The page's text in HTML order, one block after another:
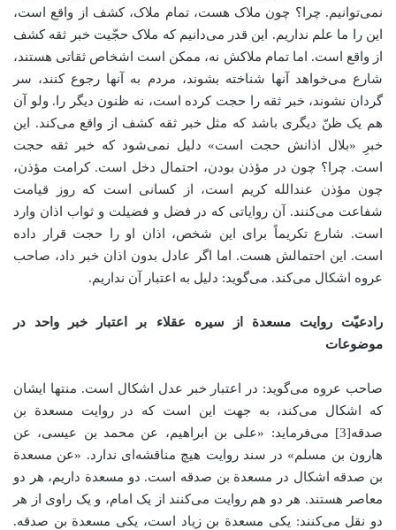
نمی‌توانیم. چرا؟ چون ملاک هست، تمام ملاک، کشف از واقع است،
این را ما علم نداریم. این قدر می‌دانیم که ملاک حجّیت خبر ثقه کشف
از واقع است. اما تمام ملاکش نه، ممکن است اشخاص ثقاتی هستند،
شارع می‌خواهد آنها شناخته بشوند، مردم به آنها رجوع کنند، سر
گردان نشوند، خبر ثقه را حجت کرده است، نه ظنون دیگر را. ولو آن
هم یک ظنّ دیگری باشد که مثل خبر ثقه کشف از واقع می‌کند. این
خبرِ «بلال اذانش حجت است» دلیل نمی‌شود که خبر ثقه حجت
است. چرا؟ چون در مؤذن بودن، احتمال دخل است. کرامت مؤذن،
چون مؤذن عندالله کریم است،‌ از کسانی است که روز قیامت
شفاعت می‌کنند. آن روایاتی که در فضل و فضیلت و ثواب اذان وارد
است. شارع تکریماً برای این شخص، اذان او را حجت قرار داده
است. این احتمالش هست. اما اگر عادل بدون اذان خبر داد، صاحب
عروه اشکال می‌کند. می‌گوید: دلیل به اعتبار آن نداریم.
رادعیّت روایت مسعدة از سیره عقلاء بر اعتبار خبر واحد در
موضوعات
صاحب عروه می‌گوید: در اعتبار خبر عدل اشکال است. منتها ایشان
که اشکال می‌کند، به جهت این است که در روایت مسعدة بن
صدقه[3] می‌فرماید: «علی بن ابراهیم، عن محمد بن عیسی، عن
هارون بن مسلم» در سند روایت هیچ مناقشه‌ای ندارد. «عن مسعدة
بن صدقه اشکال در مسعدة بن صدقه است. دو مسعدة داریم، هر دو
معاصر هستند. هر دو هم روایت می‌کنند از یک امام، و یک راوی از هر
دو نقل می‌کنند: یکی مسعدة بن زیاد است، یکی مسعدة بن صدقه.